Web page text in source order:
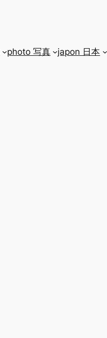
photo 写真 japon 日本